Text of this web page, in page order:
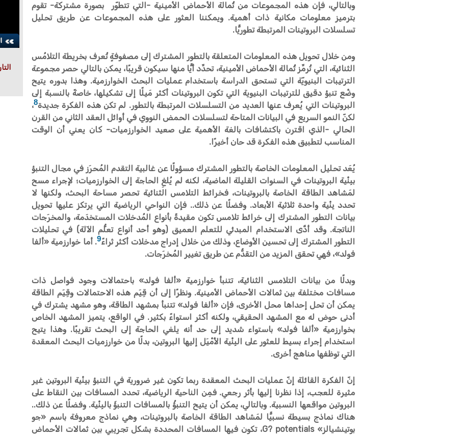
وبالتالي، فإن هذه المجموعات من ثُمالة الأحماض الأمينية -التي تتطوّر بصورة مشتركة- تقوم
بترميز معلومات مكانية ذات أهمية. ويمكننا العثور على هذه المجموعات عن طريق تحليل
تسلسلات البروتينات المرتبطة تطوريًّا.
ومن خلال تحويل هذه المعلومات المتعلقة بالتطور المشترك إلى مصفوفةٍ تُعرف بخريطة التلامُس
الثنائية، التي تُرمِّز ثُمالة الأحماض الأمينية، تحدِّد أيًّا منها سيكون قريبًا، يمكن بالتالي حصر مجموعة
الترتيبات البنيويّة التي تستحق الدراسة باستخدام عمليات البحث الخوارزمية. وهذا بدوره يتيح
وضْع تنبؤ دقيق للترتيبات البنيوية التي تكون البروتينات أكثر مَيلًا إلى تشكيلها، خاصةً بالنسبة إلى
البروتينات التي يُعرف عنها العديد من التسلسلات المرتبطة بالتطور. لم تكن هذه الفكرة جديدة8،
لكنّ النمو السريع في البيانات المتاحة لتسلسلات الحمض النووي في أوائل العقد الثاني من القرن
الحالي -الذي اقترن باكتشافات بالغة الأهمية على صعيد الخوارزميات- كان يعني أن الوقت
المناسب لتطبيق هذه الفكرة قد حان أخيرًا.
يُعَد تحليل المعلومات الخاصة بالتطور المشترك مسؤولًا عن غالبية التقدم المُحرَز في مجال التنبؤ
ببِنْية البروتينات في السنوات القليلة الماضية، لكنه لم يُلغِ الحاجة إلى الخوارزميات؛ لإجراء مسح
لمَشاهد الطاقة الخاصة بالبروتينات، فخرائط التلامس الثنائية تحصر مساحة البحث، ولكنها لا
تحدد بِنْية واحدة ثلاثية الأبعاد. وفضلًا عن ذلك.. فإن النواحي الرياضية التي يرتكز عليها تحويل
بيانات التطور المشترك إلى خرائط تلامس تكون مقيدةً بأنواع المُدخلات المستخدَمة، والمخرَجات
الناتجة. وقد أدَّى الاستخدام المبدئي للتعلم العميق (وهو أحد أنواع تعلُّم الآلة) في تحليلات
التطور المشترك إلى تحسين الأوضاع، وذلك من خلال إدراج مدخلات أكثر ثراءً9. أما خوارزمية «ألفا
فولد»، فهي تحقق المزيد من التقدُّم عن طريق تغيير المُخرَجات.
وبدلًا من بيانات التلامس الثنائية، تتنبأ خوارزمية «ألفا فولد» باحتمالات وجود فواصل ذات
مسافات مختلفة بين ثمالات الأحماض الأمينية. ونظرًا إلى أن قِيَم هذه الاحتمالات وقِيَم الطاقة
يمكن أن تحل إحداها محل الأخرى، فإن «ألفا فولد» تتنبأ بمشهد الطاقة، وهو مشهد يشترك في
أدنى حوض له مع المشهد الحقيقي، ولكنه أكثر استواءً بكثير. في الواقع، يتميز المشهد الخاص
بخوارزمية «ألفا فولد» باستواء شديد إلى حد أنه يلغي الحاجة إلى البحث تقريبًا. وهذا يتيح
استخدام إجراء بسيط للعثور على البِنْية الأَمْيَل إليها البروتين، بدلًا من خوارزميات البحث المعقدة
التي توظفها مناهج أخرى.
إنّ الفكرة القائلة إنّ عمليات البحث المعقدة ربما تكون غير ضرورية في التنبؤ ببِنْية البروتين غير
مثيرة للعجب، إذا نظرنا إليها بأثر رجعي. فمِن الناحية الرياضية، تحدد المسافات بين النقاط على
البروتين مواقعها النسبية. وبالتالي، يمكن أن يتيح التنبؤُ بالمسافات التنبؤَ بالبِنْية. وفضلًا عن ذلك..
هناك نماذج بسيطة نسبيًّا لمَشاهد الطاقة الخاصة بالبروتينات، وهي نماذج معروفة باسم «جو
بوتينشيالز» G? potentials، تكون فيها المسافات المحددة بشكل تجريبي بين ثمالات الأحماض